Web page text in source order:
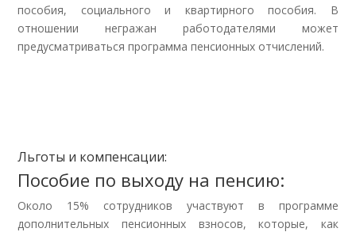
пособия, социального и квартирного пособия. В
отношении негражан работодателями может
предусматриваться программа пенсионных отчислений.
Льготы и компенсации:
Пособие по выходу на пенсию:
Около 15% сотрудников участвуют в программе
дополнительных пенсионных взносов, которые, как